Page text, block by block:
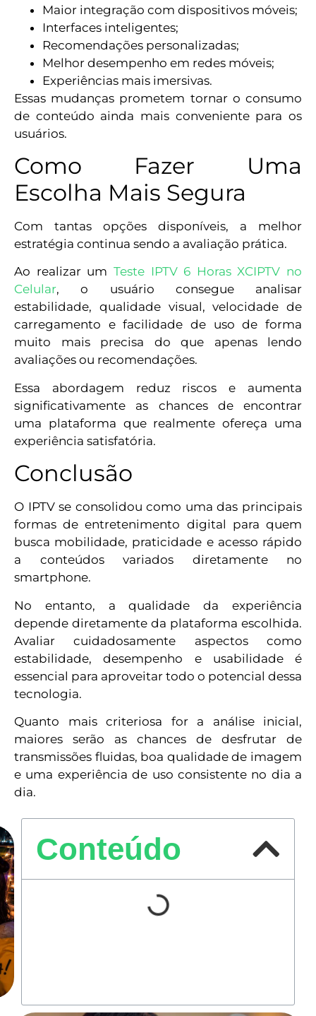
Maior integração com dispositivos móveis;
Interfaces inteligentes;
Recomendações personalizadas;
Melhor desempenho em redes móveis;
Experiências mais imersivas.
Essas mudanças prometem tornar o consumo
de conteúdo ainda mais conveniente para os
usuários.
Como Fazer Uma
Escolha Mais Segura
Com tantas opções disponíveis, a melhor
estratégia continua sendo a avaliação prática.
Ao realizar um Teste IPTV 6 Horas XCIPTV no
Celular, o usuário consegue analisar
estabilidade, qualidade visual, velocidade de
carregamento e facilidade de uso de forma
muito mais precisa do que apenas lendo
avaliações ou recomendações.
Essa abordagem reduz riscos e aumenta
significativamente as chances de encontrar
uma plataforma que realmente ofereça uma
experiência satisfatória.
Conclusão
O IPTV se consolidou como uma das principais
formas de entretenimento digital para quem
busca mobilidade, praticidade e acesso rápido
a conteúdos variados diretamente no
smartphone.
No entanto, a qualidade da experiência
depende diretamente da plataforma escolhida.
Avaliar cuidadosamente aspectos como
estabilidade, desempenho e usabilidade é
essencial para aproveitar todo o potencial dessa
tecnologia.
Quanto mais criteriosa for a análise inicial,
maiores serão as chances de desfrutar de
transmissões fluidas, boa qualidade de imagem
e uma experiência de uso consistente no dia a
dia.
Conteúdo